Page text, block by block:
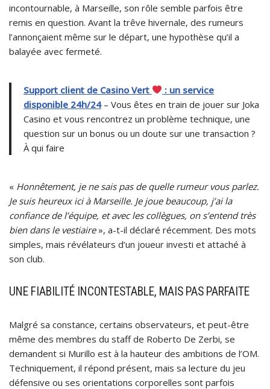
incontournable, à Marseille, son rôle semble parfois être
remis en question. Avant la trêve hivernale, des rumeurs
l’annonçaient même sur le départ, une hypothèse qu’il a
balayée avec fermeté.
Support client de Casino Vert
: un service
disponible 24h/24– Vous êtes en train de jouer sur Joka
Casino et vous rencontrez un problème technique, une
question sur un bonus ou un doute sur une transaction ?
À qui faire
« Honnêtement, je ne sais pas de quelle rumeur vous parlez.
Je suis heureux ici à Marseille. Je joue beaucoup, j’ai la
confiance de l’équipe, et avec les collègues, on s’entend très
bien dans le vestiaire», a-t-il déclaré récemment. Des mots
simples, mais révélateurs d’un joueur investi et attaché à
son club.
UNE FIABILITÉ INCONTESTABLE, MAIS PAS PARFAITE
Malgré sa constance, certains observateurs, et peut-être
même des membres du staff de Roberto De Zerbi, se
demandent si Murillo est à la hauteur des ambitions de l’OM.
Techniquement, il répond présent, mais sa lecture du jeu
défensive ou ses orientations corporelles sont parfois